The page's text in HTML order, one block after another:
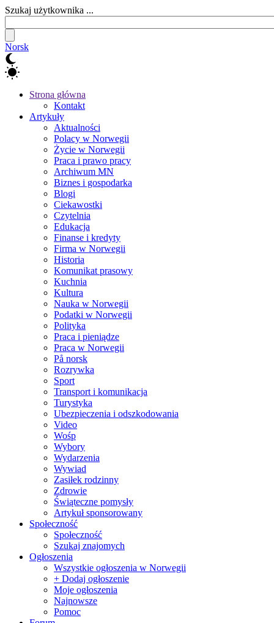
Szukaj użytkownika ...
Norsk
Strona główna
Kontakt
Artykuły
Aktualności
Polacy w Norwegii
Życie w Norwegii
Praca i prawo pracy
Archiwum MN
Biznes i gospodarka
Blogi
Ciekawostki
Czytelnia
Edukacja
Finanse i kredyty
Firma w Norwegii
Historia
Komunikat prasowy
Kuchnia
Kultura
Nauka w Norwegii
Podatki w Norwegii
Polityka
Praca i pieniądze
Praca w Norwegii
På norsk
Rozrywka
Sport
Transport i komunikacja
Turystyka
Ubezpieczenia i odszkodowania
Video
Wośp
Wybory
Wydarzenia
Wywiad
Zasiłek rodzinny
Zdrowie
Świąteczne pomysły
Artykuł sponsorowany
Społeczność
Społeczność
Szukaj znajomych
Ogłoszenia
Wszystkie ogłoszenia w Norwegii
+ Dodaj ogłoszenie
Moje ogłoszenia
Najnowsze
Pomoc